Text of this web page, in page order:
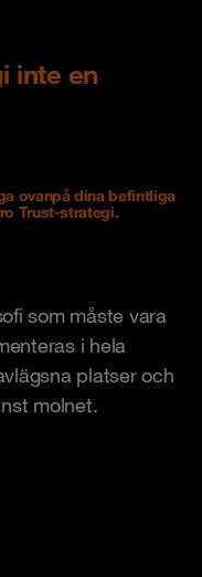
inte en
ovanpå dina befintliga
Trust-strategi.
som måste vara
i hela
platser och
molnet.